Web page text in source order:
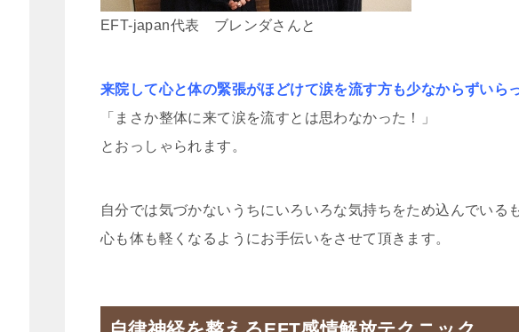
EFT-japan代表 ブレンダさんと
来院して心と体の緊張がほどけて涙を流す方も少なからずいら
「まさか整体に来て涙を流すとは思わなかった！」
とおっしゃられます。
自分では気づかないうちにいろいろな気持ちをため込んでいる
心も体も軽くなるようにお手伝いをさせて頂きます。